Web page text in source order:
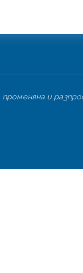
и